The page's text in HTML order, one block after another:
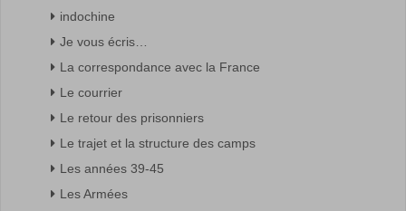
indochine
Je vous écris…
La correspondance avec la France
Le courrier
Le retour des prisonniers
Le trajet et la structure des camps
Les années 39-45
Les Armées